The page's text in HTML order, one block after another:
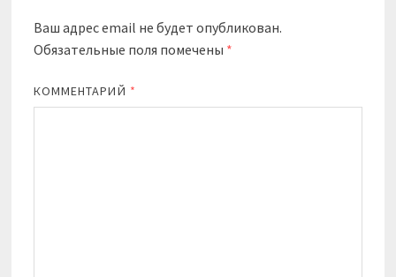
Ваш адрес email не будет опубликован.
Обязательные поля помечены *
КОММЕНТАРИЙ *